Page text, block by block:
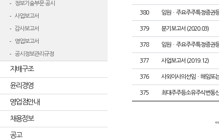
정보기술부문 공시
사업보고서
감사보고서
영업보고서
공시정보관리규정
지배구조
윤리경영
영업점안내
채용정보
공고
380 임원ㆍ주요주주특정증권
379 분기보고서 (2020.03)
378 임원ㆍ주요주주특정증권
377 사업보고서 (2019.12)
376 사외이사의선임ㆍ해임또
375 최대주주등소유주식변동